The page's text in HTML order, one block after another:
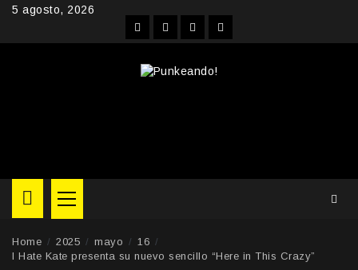
Skip5 agosto, 2026
FacebookInstagram
YouTubeTwitter
Primary
Menu
Home 2025 mayo
16
I Hate Kate presenta su nuevo sencillo “Here in This Crazy”